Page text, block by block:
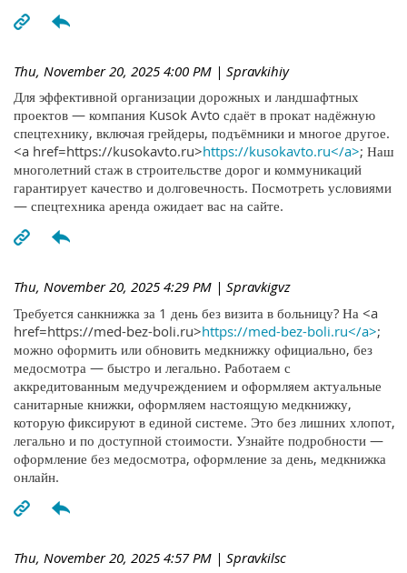
Thu, November 20, 2025 4:00 PM | Spravkihiy
Для эффективной организации дорожных и ландшафтных
проектов — компания Kusok Avto сдаёт в прокат надёжную
спецтехнику, включая грейдеры, подъёмники и многое другое.
<a href=https://kusokavto.ru>https://kusokavto.ru</a>; Наш
многолетний стаж в строительстве дорог и коммуникаций
гарантирует качество и долговечность. Посмотреть условиями
— спецтехника аренда ожидает вас на сайте.
Thu, November 20, 2025 4:29 PM | Spravkigvz
Требуется санкнижка за 1 день без визита в больницу? На <a
href=https://med-bez-boli.ru>https://med-bez-boli.ru</a>;
можно оформить или обновить медкнижку официально, без
медосмотра — быстро и легально. Работаем с
аккредитованным медучреждением и оформляем актуальные
санитарные книжки, оформляем настоящую медкнижку,
которую фиксируют в единой системе. Это без лишних хлопот,
легально и по доступной стоимости. Узнайте подробности —
оформление без медосмотра, оформление за день, медкнижка
онлайн.
Thu, November 20, 2025 4:57 PM | Spravkilsc